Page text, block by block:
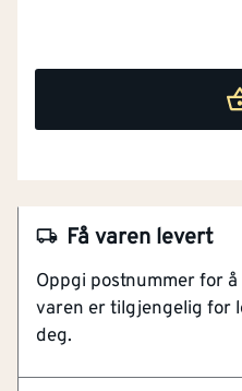
Få varen levert
Oppgi postnummer for å
varen er tilgjengelig for
deg.
Artikkelnummer
Smal passform
Flere praktiske lommer
Arbeidsbukse med full
Snekkerbukse/selebukse
Vadere
Størrelse
Skjærebeskyttelse
Materiale